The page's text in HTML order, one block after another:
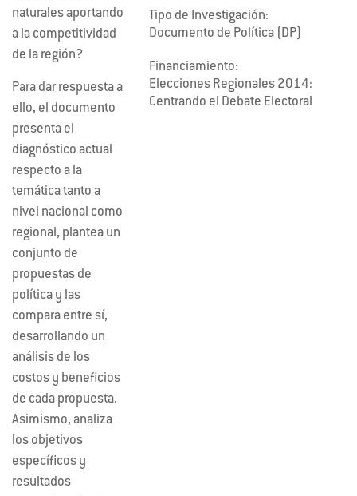
naturales aportando
a la competitividad
de la región?
Para dar respuesta a
ello, el documento
presenta el
diagnóstico actual
respecto a la
temática tanto a
nivel nacional como
regional, plantea un
conjunto de
propuestas de
política y las
compara entre sí,
desarrollando un
análisis de los
costos y beneficios
de cada propuesta.
Asimismo, analiza
los objetivos
específicos y
resultados
Tipo de Investigación:
Documento de Política (DP)
Financiamiento:
Elecciones Regionales 2014:
Centrando el Debate Electoral